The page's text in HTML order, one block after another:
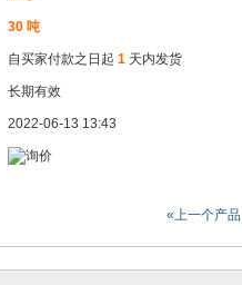
30 吨
自买家付款之日起 1 天内发货
长期有效
2022-06-13 13:43
«上一个产品